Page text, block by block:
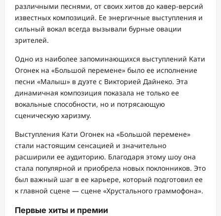
различными песнями, от своих хитов до кавер-версий
известных композиций. Ее энергичные выступления и
сильный вокал всегда вызывали бурные овации
зрителей.
Одно из наиболее запоминающихся выступлений Кати
Огонек на «Большой перемене» было ее исполнение
песни «Малыш» в дуэте с Викторией Дайнеко. Эта
динамичная композиция показала не только ее
вокальные способности, но и потрясающую
сценическую харизму.
Выступления Кати Огонек на «Большой перемене»
стали настоящим сенсацией и значительно
расширили ее аудиторию. Благодаря этому шоу она
стала популярной и приобрела новых поклонников. Это
был важный шаг в ее карьере, который подготовил ее
к главной сцене — сцене «Хрустального граммофона».
Первые хиты и премии